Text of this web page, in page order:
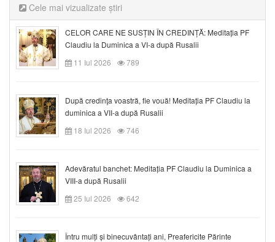
Cele mai vizualizate știri
CELOR CARE NE SUSȚIN ÎN CREDINȚĂ: Meditația PF
Claudiu la Duminica a VI-a după Rusalii
11 Iul 2026
789
După credinţa voastră, fie vouă! Meditația PF Claudiu la
duminica a VII-a după Rusalii
18 Iul 2026
746
Adevăratul banchet: Meditația PF Claudiu la Duminica a
VIII-a după Rusalii
25 Iul 2026
642
Întru mulți și binecuvântați ani, Preafericite Părinte